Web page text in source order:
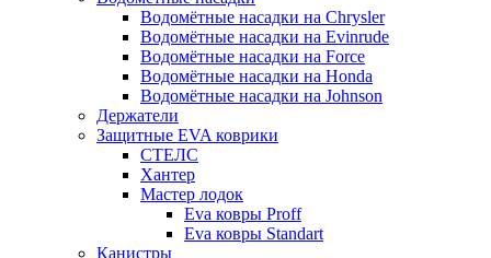
Водомётные насадки на Chrysler
Водомётные насадки на Evinrude
Водомётные насадки на Force
Водомётные насадки на Honda
Водомётные насадки на Johnson
Держатели
Защитные EVA коврики
СТЕЛС
Хантер
Мастер лодок
Eva ковры Proff
Eva ковры Standart
Канистры